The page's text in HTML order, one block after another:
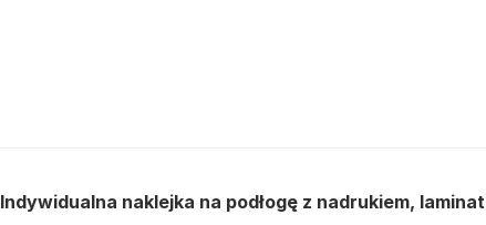
Indywidualna naklejka na podłogę z nadrukiem,